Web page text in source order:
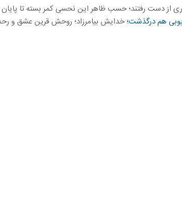
دست رفتند؛ حسب ظاهر این نحسی کمر بسته تا
هم درگذشت؛خدایش بیامرزاد؛ روحش قرین عشق و